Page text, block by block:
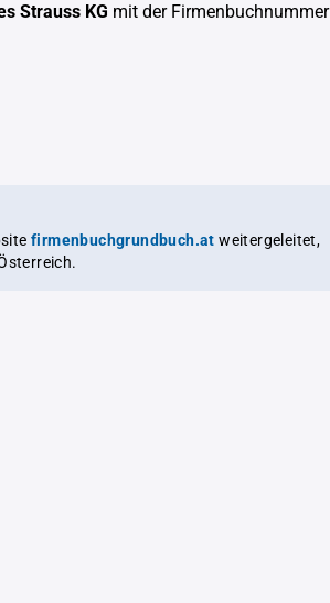
Strauss KG mit der Firmenbuchnummer
firmenbuchgrundbuch.at weitergeleitet,